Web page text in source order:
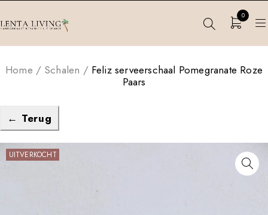
0
Home / Schalen / Feliz serveerschaal Pomegranate Roze
Paars
← Terug
UITVERKOCHT